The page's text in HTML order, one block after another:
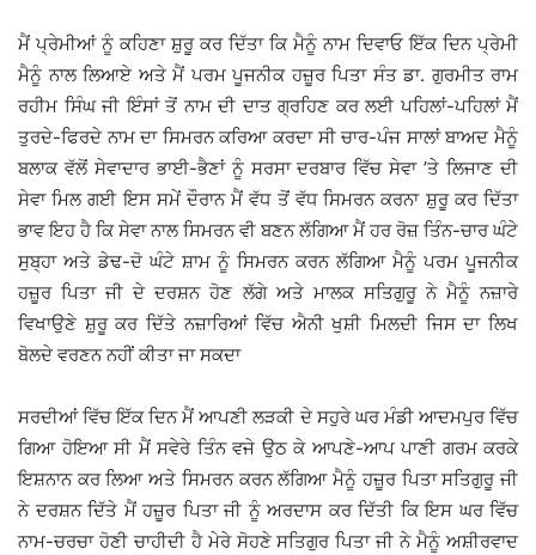
ਮੈਂ ਪ੍ਰੇਮੀਆਂ ਨੂੰ ਕਹਿਣਾ ਸ਼ੁਰੂ ਕਰ ਦਿੱਤਾ ਕਿ ਮੈਨੂੰ ਨਾਮ ਦਿਵਾਓ ਇੱਕ ਦਿਨ ਪ੍ਰੇਮੀ
ਮੈਨੂੰ ਨਾਲ ਲਿਆਏ ਅਤੇ ਮੈਂ ਪਰਮ ਪੂਜਨੀਕ ਹਜ਼ੂਰ ਪਿਤਾ ਸੰਤ ਡਾ. ਗੁਰਮੀਤ ਰਾਮ
ਰਹੀਮ ਸਿੰਘ ਜੀ ਇੰਸਾਂ ਤੋਂ ਨਾਮ ਦੀ ਦਾਤ ਗ੍ਰਹਿਣ ਕਰ ਲਈ ਪਹਿਲਾਂ-ਪਹਿਲਾਂ ਮੈਂ
ਤੁਰਦੇ-ਫਿਰਦੇ ਨਾਮ ਦਾ ਸਿਮਰਨ ਕਰਿਆ ਕਰਦਾ ਸੀ ਚਾਰ-ਪੰਜ ਸਾਲਾਂ ਬਾਅਦ ਮੈਨੂੰ
ਬਲਾਕ ਵੱਲੋਂ ਸੇਵਾਦਾਰ ਭਾਈ-ਭੈਣਾਂ ਨੂੰ ਸਰਸਾ ਦਰਬਾਰ ਵਿੱਚ ਸੇਵਾ ’ਤੇ ਲਿਜਾਣ ਦੀ
ਸੇਵਾ ਮਿਲ ਗਈ ਇਸ ਸਮੇਂ ਦੌਰਾਨ ਮੈਂ ਵੱਧ ਤੋਂ ਵੱਧ ਸਿਮਰਨ ਕਰਨਾ ਸ਼ੁਰੂ ਕਰ ਦਿੱਤਾ
ਭਾਵ ਇਹ ਹੈ ਕਿ ਸੇਵਾ ਨਾਲ ਸਿਮਰਨ ਵੀ ਬਣਨ ਲੱਗਿਆ ਮੈਂ ਹਰ ਰੋਜ਼ ਤਿੰਨ-ਚਾਰ ਘੰਟੇ
ਸੁਬ੍ਹਾ ਅਤੇ ਡੇਢ-ਦੋ ਘੰਟੇ ਸ਼ਾਮ ਨੂੰ ਸਿਮਰਨ ਕਰਨ ਲੱਗਿਆ ਮੈਨੂੰ ਪਰਮ ਪੂਜਨੀਕ
ਹਜ਼ੂਰ ਪਿਤਾ ਜੀ ਦੇ ਦਰਸ਼ਨ ਹੋਣ ਲੱਗੇ ਅਤੇ ਮਾਲਕ ਸਤਿਗੁਰੂ ਨੇ ਮੈਨੂੰ ਨਜ਼ਾਰੇ
ਵਿਖਾਉਣੇ ਸ਼ੁਰੂ ਕਰ ਦਿੱਤੇ ਨਜ਼ਾਰਿਆਂ ਵਿੱਚ ਐਨੀ ਖੁਸ਼ੀ ਮਿਲਦੀ ਜਿਸ ਦਾ ਲਿਖ
ਬੋਲਦੇ ਵਰਣਨ ਨਹੀਂ ਕੀਤਾ ਜਾ ਸਕਦਾ
ਸਰਦੀਆਂ ਵਿੱਚ ਇੱਕ ਦਿਨ ਮੈਂ ਆਪਣੀ ਲੜਕੀ ਦੇ ਸਹੁਰੇ ਘਰ ਮੰਡੀ ਆਦਮਪੁਰ ਵਿੱਚ
ਗਿਆ ਹੋਇਆ ਸੀ ਮੈਂ ਸਵੇਰੇ ਤਿੰਨ ਵਜੇ ਉਠ ਕੇ ਆਪਣੇ-ਆਪ ਪਾਣੀ ਗਰਮ ਕਰਕੇ
ਇਸ਼ਨਾਨ ਕਰ ਲਿਆ ਅਤੇ ਸਿਮਰਨ ਕਰਨ ਲੱਗਿਆ ਮੈਨੂੰ ਹਜ਼ੂਰ ਪਿਤਾ ਸਤਿਗੁਰੂ ਜੀ
ਨੇ ਦਰਸ਼ਨ ਦਿੱਤੇ ਮੈਂ ਹਜ਼ੂਰ ਪਿਤਾ ਜੀ ਨੂੰ ਅਰਦਾਸ ਕਰ ਦਿੱਤੀ ਕਿ ਇਸ ਘਰ ਵਿੱਚ
ਨਾਮ-ਚਰਚਾ ਹੋਣੀ ਚਾਹੀਦੀ ਹੈ ਮੇਰੇ ਸੋਹਣੇ ਸਤਿਗੁਰ ਪਿਤਾ ਜੀ ਨੇ ਮੈਨੂੰ ਅਸ਼ੀਰਵਾਦ